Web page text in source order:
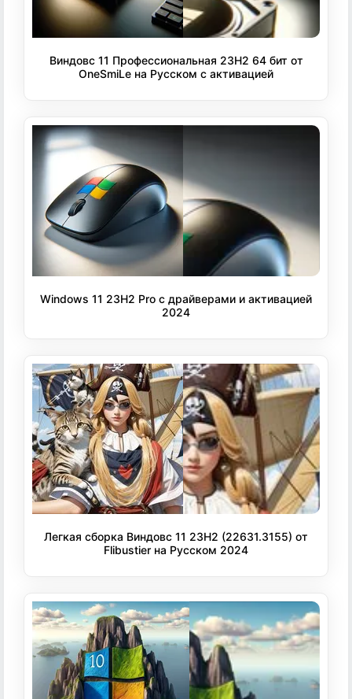
Виндовс 11 Профессиональная 23H2 64 бит от
OneSmiLe на Русском с активацией
Windows 11 23H2 Pro с драйверами и активацией
2024
Легкая сборка Виндовс 11 23H2 (22631.3155) от
Flibustier на Русском 2024